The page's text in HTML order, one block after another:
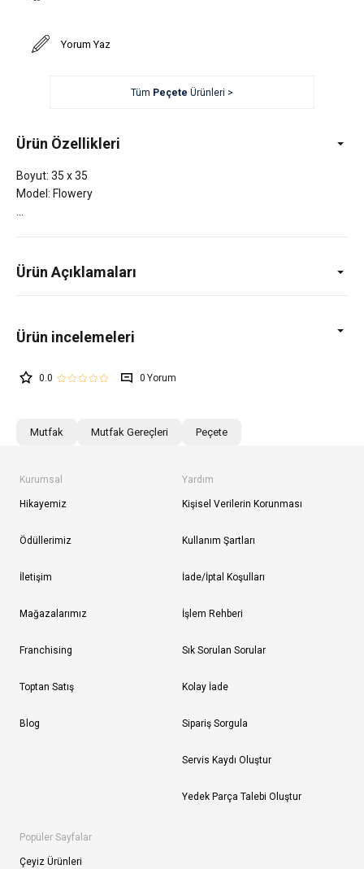
Yorum Yaz
Tüm Peçete Ürünleri >
Ürün Özellikleri
Boyut: 35 x 35
Model: Flowery
Ürün Açıklamaları
0.0 0
Mutfak Mutfak Gereçleri Peçete
Kurumsal
Hikayemiz
Ödüllerimiz
İletişim
Mağazalarımız
Franchising
Toptan Satış
Blog
Yardım
Kişisel Verilerin Korunması
Kullanım Şartları
İade/İptal Koşulları
İşlem Rehberi
Sık Sorulan Sorular
Kolay İade
Sipariş Sorgula
Servis Kaydı Oluştur
Yedek Parça Talebi Oluştur
Popüler Sayfalar
Çeyiz Ürünleri